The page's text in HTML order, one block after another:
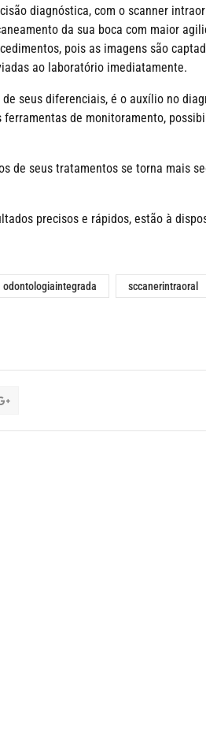
diagnóstica, com o scanner
da sua boca com maior
pois as imagens são
ao laboratório imediatamente.
de seus diferenciais, é o auxílio no
ferramentas de monitoramento,
de seus tratamentos se torna mais
precisos e rápidos, estão à
odontologiaintegrada sccanerintraoral